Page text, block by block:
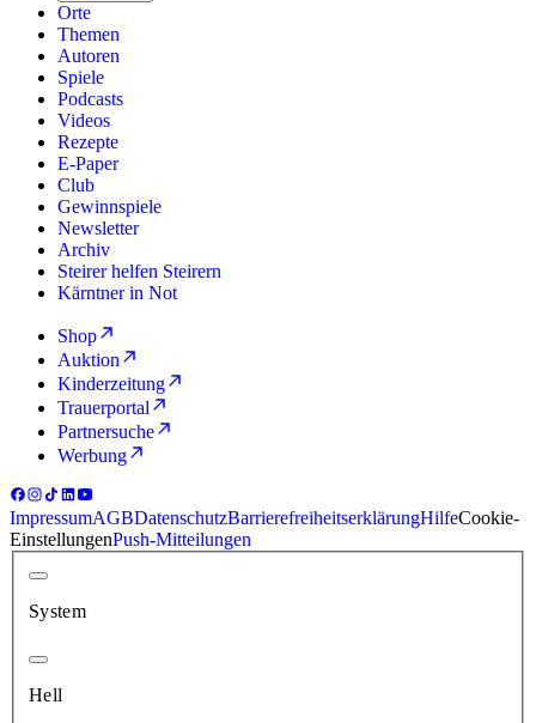
Orte
Themen
Autoren
Spiele
Podcasts
Videos
Rezepte
E-Paper
Club
Gewinnspiele
Newsletter
Archiv
Steirer helfen Steirern
Kärntner in Not
Shop
Auktion
Kinderzeitung
Trauerportal
Partnersuche
Werbung
ImpressumAGBDatenschutzBarrierefreiheitserklärungHilfeCookie-
EinstellungenPush-Mitteilungen
System
Hell